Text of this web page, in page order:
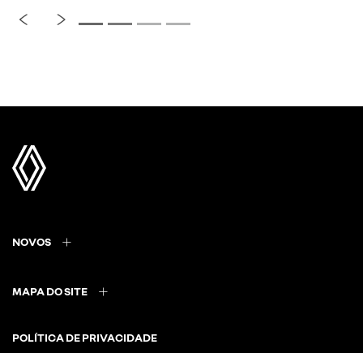
NOVOS
MAPA DO SITE
POLÍTICA DE PRIVACIDADE